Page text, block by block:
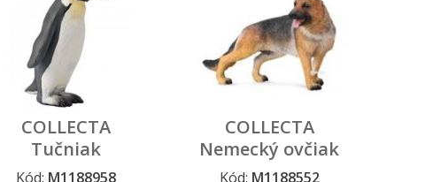
COLLECTA
Tučniak
Kód: M1188958
COLLECTA
Nemecký ovčiak
Kód: M1188552